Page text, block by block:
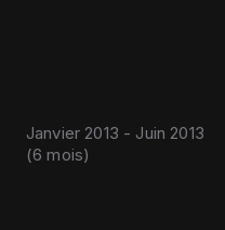
Janvier 2013 - Juin 2013
(6 mois)